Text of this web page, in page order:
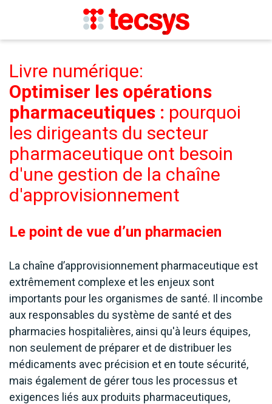
Livre numérique:
Optimiser les opérations
pharmaceutiques : pourquoi
les dirigeants du secteur
pharmaceutique ont besoin
d'une gestion de la chaîne
d'approvisionnement
Le point de vue d’un pharmacien
La chaîne d’approvisionnement pharmaceutique est
extrêmement complexe et les enjeux sont
importants pour les organismes de santé. Il incombe
aux responsables du système de santé et des
pharmacies hospitalières, ainsi qu'à leurs équipes,
non seulement de préparer et de distribuer les
médicaments avec précision et en toute sécurité,
mais également de gérer tous les processus et
exigences liés aux produits pharmaceutiques,